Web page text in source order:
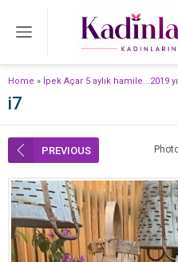
Home » İpek Açar 5 aylık hamile...2019
i7
PREVIOUS